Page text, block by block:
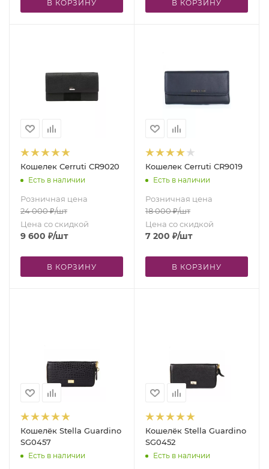
В КОРЗИНУ В КОРЗИНУ
Кошелек Cerruti CR9020
Есть в наличии
Розничная цена
24 000₽/шт
Цена со скидкой
9 600 ₽/шт
В КОРЗИНУ
Кошелек Cerruti CR9019
Есть в наличии
Розничная цена
18 000₽/шт
Цена со скидкой
7 200 ₽/шт
В КОРЗИНУ
Кошелёк Stella Guardino
SG0457
Есть в наличии
Кошелёк Stella Guardino
SG0452
Есть в наличии